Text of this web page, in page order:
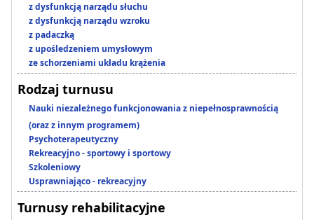
z dysfunkcją narządu słuchu
z dysfunkcją narządu wzroku
z padaczką
z upośledzeniem umysłowym
ze schorzeniami układu krążenia
Rodzaj turnusu
Nauki niezależnego funkcjonowania z niepełnosprawnością
(oraz z innym programem)
Psychoterapeutyczny
Rekreacyjno - sportowy i sportowy
Szkoleniowy
Usprawniająco - rekreacyjny
Turnusy rehabilitacyjne